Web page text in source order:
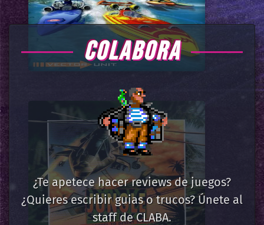
COLABORA
¿Te apetece hacer reviews de juegos?
¿Quieres escribir guias o trucos? Únete al
staff de CLABA.